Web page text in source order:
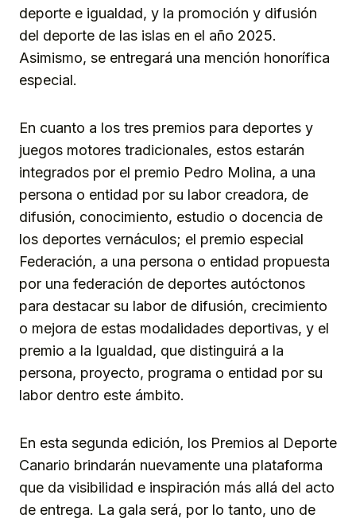
deporte e igualdad, y la promoción y difusión
del deporte de las islas en el año 2025.
Asimismo, se entregará una mención honorífica
especial.
En cuanto a los tres premios para deportes y
juegos motores tradicionales, estos estarán
integrados por el premio Pedro Molina, a una
persona o entidad por su labor creadora, de
difusión, conocimiento, estudio o docencia de
los deportes vernáculos; el premio especial
Federación, a una persona o entidad propuesta
por una federación de deportes autóctonos
para destacar su labor de difusión, crecimiento
o mejora de estas modalidades deportivas, y el
premio a la Igualdad, que distinguirá a la
persona, proyecto, programa o entidad por su
labor dentro este ámbito.
En esta segunda edición, los Premios al Deporte
Canario brindarán nuevamente una plataforma
que da visibilidad e inspiración más allá del acto
de entrega. La gala será, por lo tanto, uno de